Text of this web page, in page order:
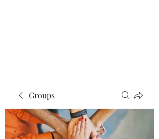
Groups